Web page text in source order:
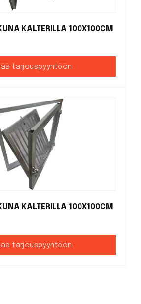
KALTERILLA 100X100CM
tarjouspyyntöön
KALTERILLA 100X100CM
tarjouspyyntöön